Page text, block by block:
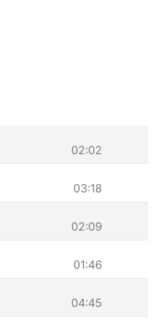
02:02
03:18
02:09
01:46
04:45